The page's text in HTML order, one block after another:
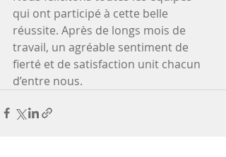
qui ont participé à cette belle
réussite. Après de longs mois de
travail, un agréable sentiment de
fierté et de satisfaction unit chacun
d’entre nous.